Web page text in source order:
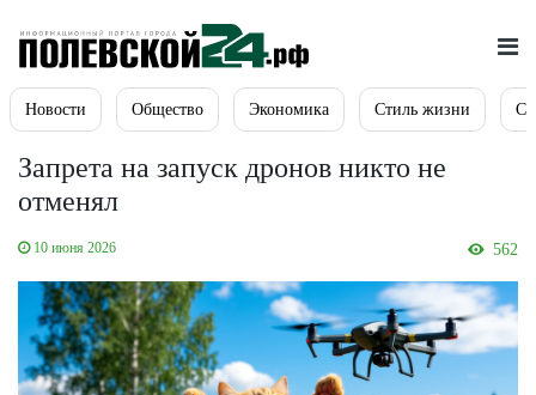
Новости Общество Экономика Стиль жизни
Запрета на запуск дронов никто не
отменял
10 июня 2026 562